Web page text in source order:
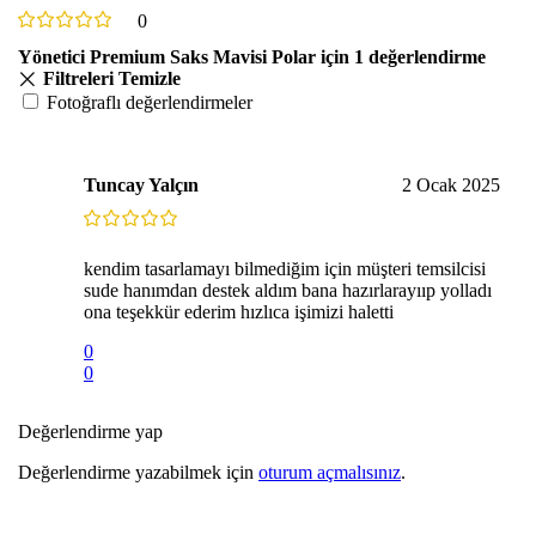
0
Yönetici Premium Saks Mavisi Polar için 1 değerlendirme
Filtreleri Temizle
Fotoğraflı değerlendirmeler
Tuncay Yalçın 2 Ocak 2025
kendim tasarlamayı bilmediğim için müşteri temsilcisi
sude hanımdan destek aldım bana hazırlarayııp yolladı
ona teşekkür ederim hızlıca işimizi haletti
0
0
Değerlendirme yap
Değerlendirme yazabilmek için oturum açmalısınız.